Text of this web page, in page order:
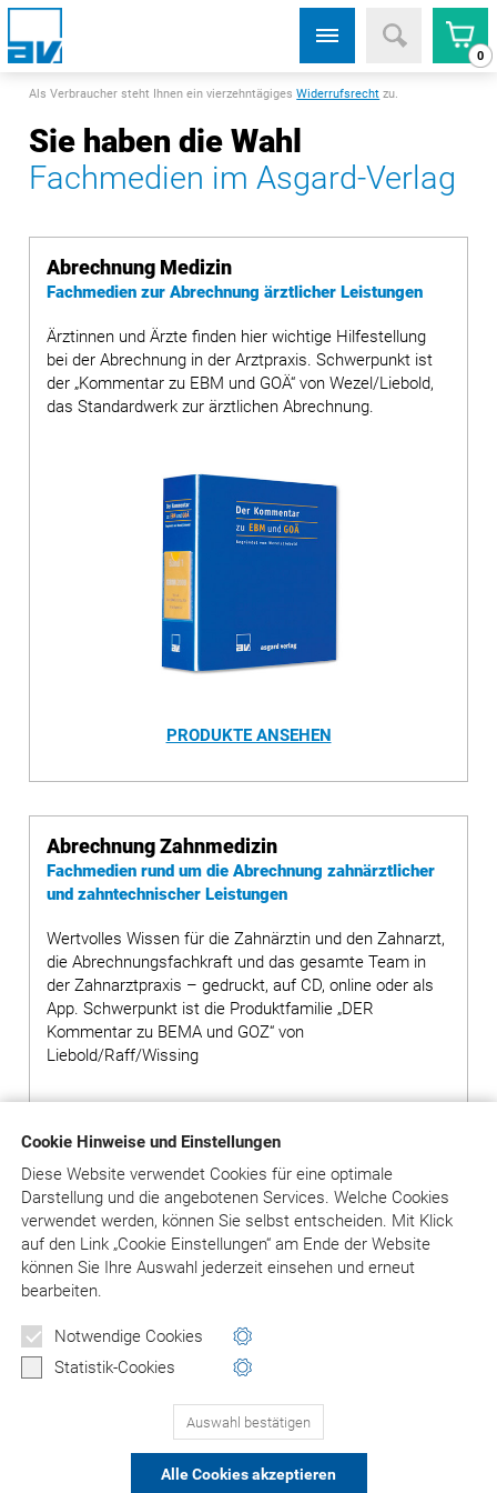
Cookie Hinweise und Einstellungen
Diese Website verwendet Cookies für eine optimale
Darstellung und die angebotenen Services. Welche Cookies
verwendet werden, können Sie selbst entscheiden. Mit Klick
aufden Link „Cookie Einstellungen“ am Ende der Website
können Sie Ihre Auswahl jederzeit einsehen und erneut
bearbeiten.
Notwendige Cookies
Statistik-Cookies
Auswahl bestätigen
Alle Cookies akzeptieren
0
Als Verbraucher steht Ihnen ein vierzehntägigesWiderrufsrecht zu.
Sie haben die Wahl
Fachmedien im Asgard-Verlag
Abrechnung Medizin
Fachmedien zur Abrechnung ärztlicher Leistungen
Ärztinnen und Ärzte finden hier wichtige Hilfestellung
bei der Abrechnung in der Arztpraxis. Schwerpunkt ist
der „Kommentar zu EBM und GOÄ“ von Wezel/Liebold,
das Standardwerk zur ärztlichen Abrechnung.
PRODUKTE ANSEHEN
Abrechnung Zahnmedizin
Fachmedien rund um die Abrechnung zahnärztlicher
und zahntechnischer Leistungen
Wertvolles Wissen für die Zahnärztin und den Zahnarzt,
die Abrechnungsfachkraft und das gesamte Team in
der Zahnarztpraxis – gedruckt, auf CD, online oder als
App. Schwerpunkt ist die Produktfamilie „DER
Kommentar zu BEMA und GOZ“ von
Liebold/Raff/Wissing